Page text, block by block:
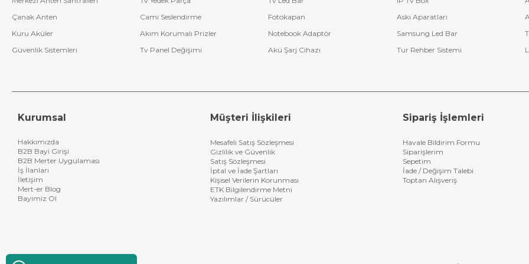
Çanak Anten
Cami Seslendirme Fotokapan Askı Aparatları
Kuru Aküler
Akım Korumalı Prizler Notebook Adaptör Samsung Led Bar
Güvenlik Sistemleri
Tv Panel Değişimi Akü Şarj Cihazı Tur Rehber Sistemi
Kurumsal
Hakkımızda
B2B Bayi Girişi
B2B Merter Uygulaması
İş İlanları
İletişim
Mert-er Blog
Bayimiz Ol
Müşteri İlişkileri
Mesafeli Satış Sözleşmesi
Gizlilik ve Güvenlik
Satış Sözleşmesi
İptal ve İade Şartları
Kişisel Verilerin Korunması
ETK Bilgilendirme Metni
Yazılımlar / Sürücüler
Sipariş İşlemleri
Havale Bildirim Formu
Siparişlerim
Sepetim
İade / Değişim Talebi
Toptan Alışveriş